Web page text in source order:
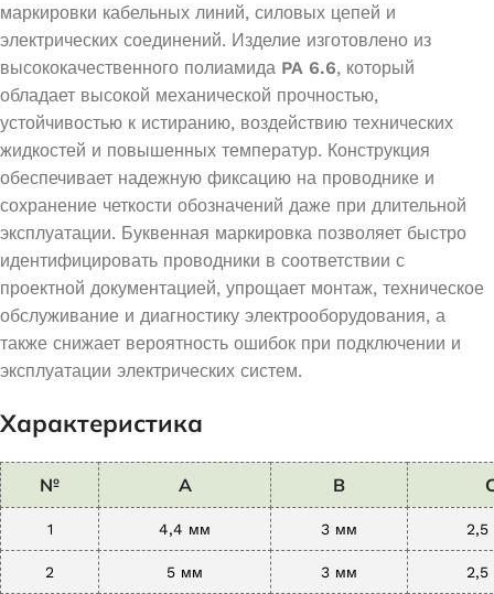
маркировки кабельных линий, силовых цепей и
электрических соединений. Изделие изготовлено из
высококачественного полиамида PA 6.6, который
обладает высокой механической прочностью,
устойчивостью к истиранию, воздействию технических
жидкостей и повышенных температур. Конструкция
обеспечивает надежную фиксацию на проводнике и
сохранение четкости обозначений даже при длительной
эксплуатации. Буквенная маркировка позволяет быстро
идентифицировать проводники в соответствии с
проектной документацией, упрощает монтаж, техническое
обслуживание и диагностику электрооборудования, а
также снижает вероятность ошибок при подключении и
эксплуатации электрических систем.
Характеристика
№ A B
1 4,4 мм 3 мм
2 5 мм 3 мм